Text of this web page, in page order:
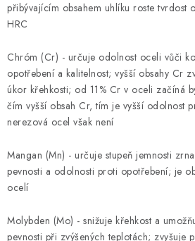
OBLEČENÍ
ČELOVKY A SVÍTILNY
JÍDLO NA CESTY
Outdoor blog Věrnostní program
Způsob dopravy a platby
Obchodní
Podmínky ochrany osobních údajů
přibývajícím obsahem uhlíku roste
HRC
Chróm (Cr) - určuje odolnost oceli vůči
opotřebení a kalitelnost; vyšší obsahy Cr
úkor křehkosti; od 11% Cr v oceli začíná
čím vyšší obsah Cr, tím je vyšší odolnost
nerezová ocel však není
Mangan (Mn) - určuje stupeň jemnosti
pevnosti a odolnosti proti opotřebení; je
ocelí
Molybden (Mo) - snižuje křehkost a
pevnosti při zvýšených teplotách; zvyšuje